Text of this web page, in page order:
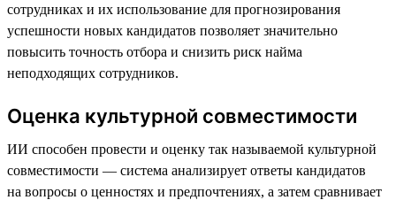
сотрудниках и их использование для прогнозирования
успешности новых кандидатов позволяет значительно
повысить точность отбора и снизить риск найма
неподходящих сотрудников.
Оценка культурной совместимости
ИИ способен провести и оценку так называемой культурной
совместимости — система анализирует ответы кандидатов
на вопросы о ценностях и предпочтениях, а затем сравнивает